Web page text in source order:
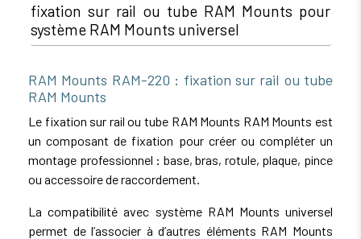
fixation sur rail ou tube RAM Mounts pour
système RAM Mounts universel
RAM Mounts RAM-220 : fixation sur rail ou tube
RAM Mounts
Le fixation sur rail ou tube RAM Mounts RAM Mounts est
un composant de fixation pour créer ou compléter un
montage professionnel : base, bras, rotule, plaque, pince
ou accessoire de raccordement.
La compatibilité avec système RAM Mounts universel
permet de l’associer à d’autres éléments RAM Mounts